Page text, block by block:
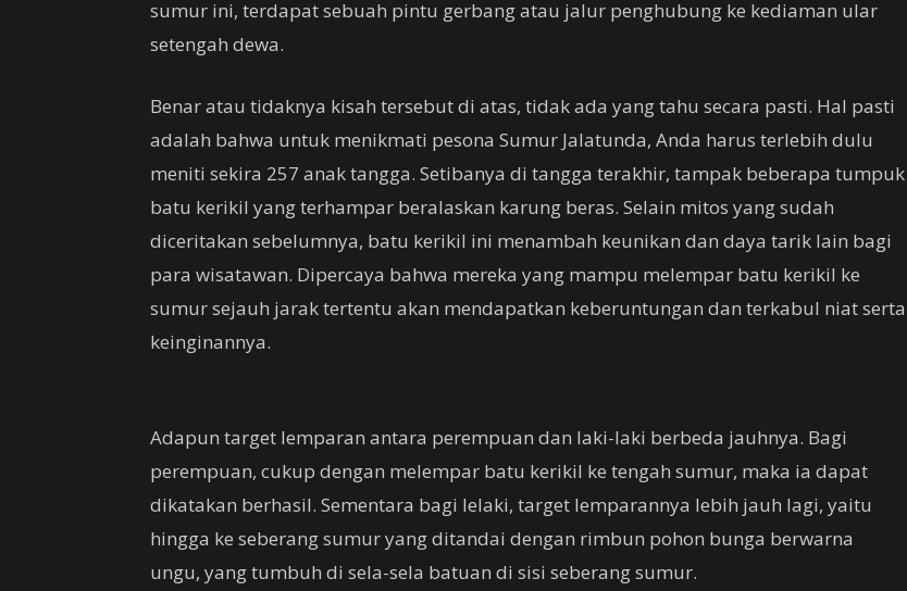
sumur ini, terdapat sebuah pintu gerbang atau jalur penghubung ke kediaman ular
setengah dewa.
Benar atau tidaknya kisah tersebut di atas, tidak ada yang tahu secara pasti. Hal pasti
adalah bahwa untuk menikmati pesona Sumur Jalatunda, Anda harus terlebih dulu
meniti sekira 257 anak tangga. Setibanya di tangga terakhir, tampak beberapa tumpuk
batu kerikil yang terhampar beralaskan karung beras. Selain mitos yang sudah
diceritakan sebelumnya, batu kerikil ini menambah keunikan dan daya tarik lain bagi
para wisatawan. Dipercaya bahwa mereka yang mampu melempar batu kerikil ke
sumur sejauh jarak tertentu akan mendapatkan keberuntungan dan terkabul niat serta
keinginannya.
Adapun target lemparan antara perempuan dan laki-laki berbeda jauhnya. Bagi
perempuan, cukup dengan melempar batu kerikil ke tengah sumur, maka ia dapat
dikatakan berhasil. Sementara bagi lelaki, target lemparannya lebih jauh lagi, yaitu
hingga ke seberang sumur yang ditandai dengan rimbun pohon bunga berwarna
ungu, yang tumbuh di sela-sela batuan di sisi seberang sumur.